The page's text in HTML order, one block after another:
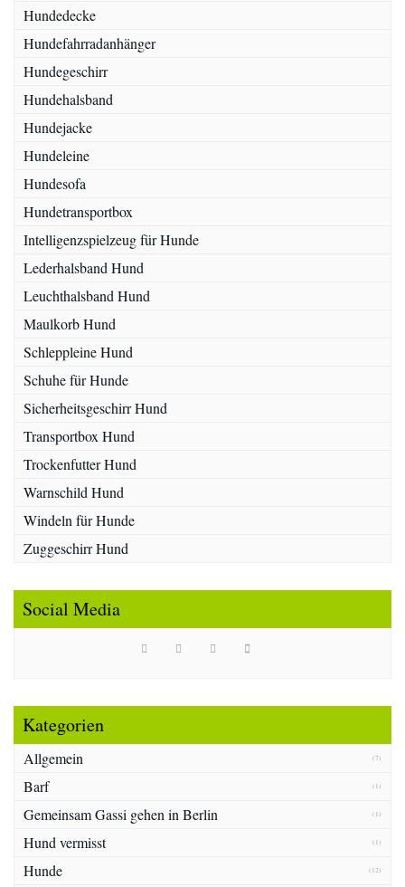
Hundedecke
Hundefahrradanhänger
Hundegeschirr
Hundehalsband
Hundejacke
Hundeleine
Hundesofa
Hundetransportbox
Intelligenzspielzeug für Hunde
Lederhalsband Hund
Leuchthalsband Hund
Maulkorb Hund
Schleppleine Hund
Schuhe für Hunde
Sicherheitsgeschirr Hund
Transportbox Hund
Trockenfutter Hund
Warnschild Hund
Windeln für Hunde
Zuggeschirr Hund
Social Media
Kategorien
Allgemein (7)
Barf (1)
Gemeinsam Gassi gehen in Berlin (1)
Hund vermisst (1)
Hunde (12)